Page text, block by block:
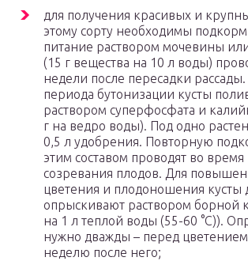
для получения красивых и
этому сорту необходимы
питание раствором мочевины
(15 г вещества на 10 л воды)
недели после пересадки
периода бутонизации кусты
раствором суперфосфата и
г на ведро воды). Под одно
0,5 л удобрения. Повторную
этим составом проводят во
созревания плодов. Для
цветения и плодоношения кусты
опрыскивают раствором борной
на 1 л теплой воды (55-60 °С)).
нужно дважды – перед
неделю после него;